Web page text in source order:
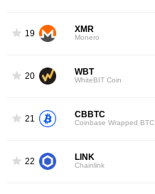
19 XMR
Monero
20 WBT
WhiteBIT Coin
21 CBBTC
Coinbase Wrapped BTC
22 LINK
Chainlink